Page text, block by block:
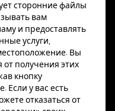
сторонние файлы
вам
и предоставлять
услуги,
Вы
от получения этих
кнопку
Если у вас есть
отказаться от